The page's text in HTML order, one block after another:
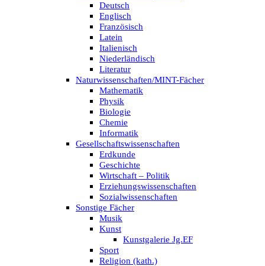
Deutsch
Englisch
Französisch
Latein
Italienisch
Niederländisch
Literatur
Naturwissenschaften/MINT-Fächer
Mathematik
Physik
Biologie
Chemie
Informatik
Gesellschaftswissenschaften
Erdkunde
Geschichte
Wirtschaft – Politik
Erziehungswissenschaften
Sozialwissenschaften
Sonstige Fächer
Musik
Kunst
Kunstgalerie Jg.EF
Sport
Religion (kath.)